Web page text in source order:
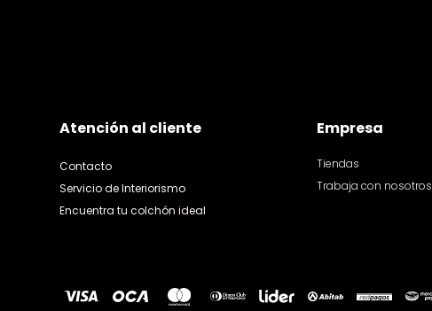
Atención al cliente
Contacto
Servicio de Interiorismo
Encuentra tu colchón ideal
Empresa
Tiendas
Trabaja con nosotros